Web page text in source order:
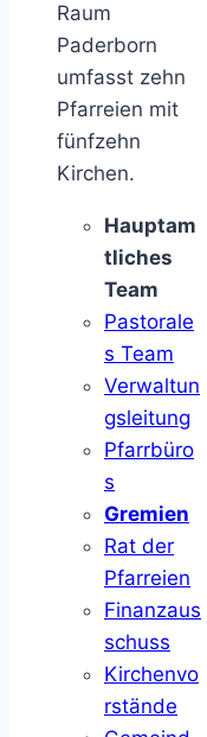
Raum
Paderborn
umfasst zehn
Pfarreien mit
fünfzehn
Kirchen.
Hauptam
tliches
Team
Pastorale
s Team
Verwaltun
gsleitung
Pfarrbüro
s
Gremien
Rat der
Pfarreien
Finanzaus
schuss
Kirchenvo
rstände